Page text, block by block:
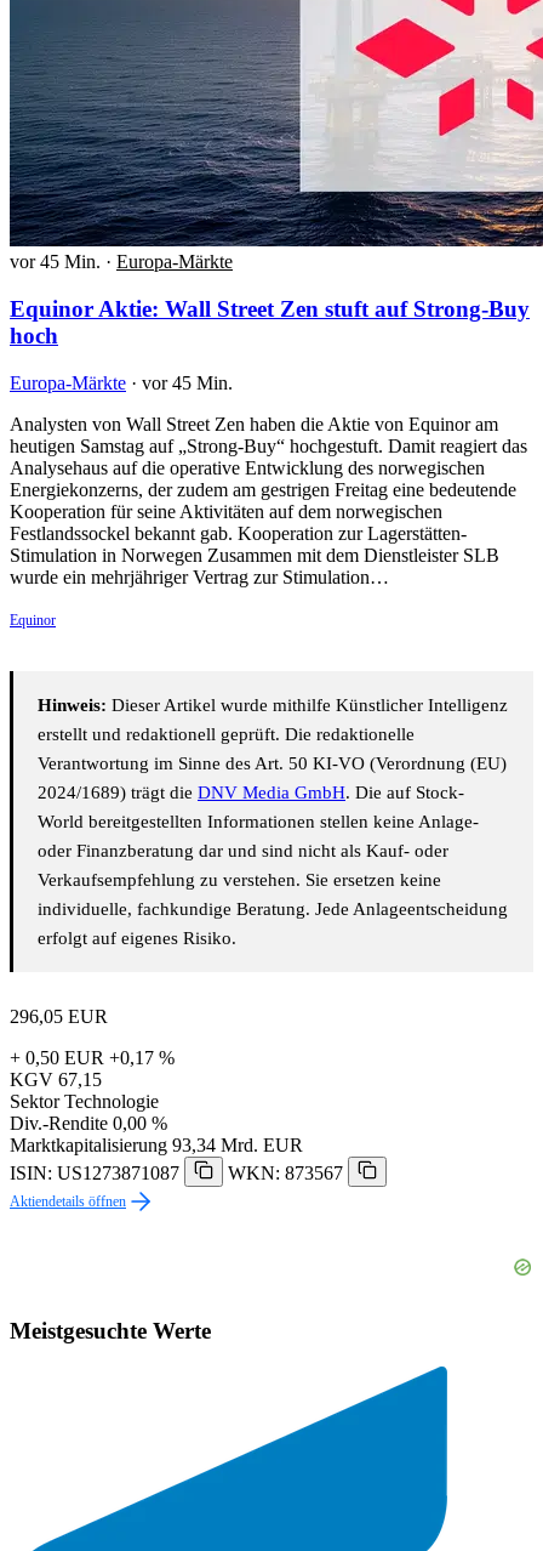
vor 45 Min. · Europa-Märkte
Equinor Aktie: Wall Street Zen stuft auf Strong-Buy
hoch
Europa-Märkte · vor 45 Min.
Analysten von Wall Street Zen haben die Aktie von Equinor am
heutigen Samstag auf „Strong-Buy“ hochgestuft. Damit reagiert das
Analysehaus auf die operative Entwicklung des norwegischen
Energiekonzerns, der zudem am gestrigen Freitag eine bedeutende
Kooperation für seine Aktivitäten auf dem norwegischen
Festlandssockel bekannt gab. Kooperation zur Lagerstätten-
Stimulation in Norwegen Zusammen mit dem Dienstleister SLB
wurde ein mehrjähriger Vertrag zur Stimulation…
Equinor
Hinweis: Dieser Artikel wurde mithilfe Künstlicher Intelligenz
erstellt und redaktionell geprüft. Die redaktionelle
Verantwortung im Sinne des Art. 50 KI-VO (Verordnung (EU)
2024/1689) trägt die DNV Media GmbH. Die auf Stock-
World bereitgestellten Informationen stellen keine Anlage-
oder Finanzberatung dar und sind nicht als Kauf- oder
Verkaufsempfehlung zu verstehen. Sie ersetzen keine
individuelle, fachkundige Beratung. Jede Anlageentscheidung
erfolgt auf eigenes Risiko.
296,05 EUR
+ 0,50 EUR +0,17 %
KGV 67,15
Sektor Technologie
Div.-Rendite 0,00 %
Marktkapitalisierung 93,34 Mrd. EUR
ISIN: US1273871087
WKN: 873567
Aktiendetails öffnen
Meistgesuchte Werte